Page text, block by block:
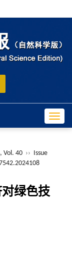
Vol. 40 ››
Issue
绿色技